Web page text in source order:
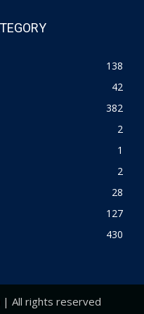
138
42
382
2
1
2
28
127
430
All rights reserved